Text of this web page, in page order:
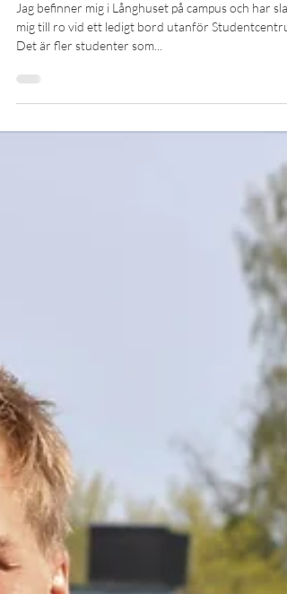
Reportage: ”Det är viktigt att ta
stunden och vara med sig själv”
Jag befinner mig i Långhuset på campus och har
mig till ro vid ett ledigt bord utanför